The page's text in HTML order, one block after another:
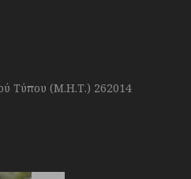
Τύπου (Μ.Η.Τ.) 262014